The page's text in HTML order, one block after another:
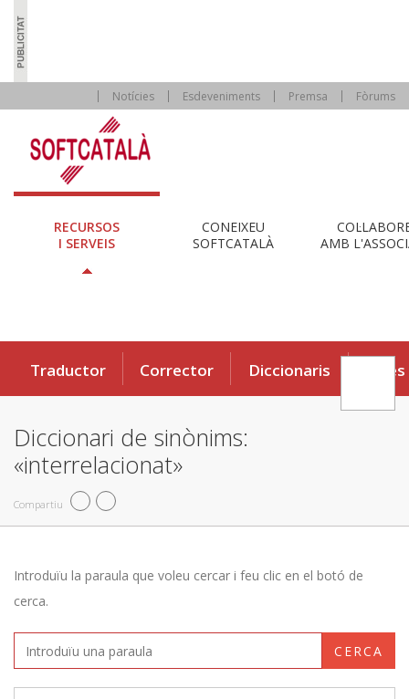
Notícies Esdeveniments Premsa Fòrums
RECURSOS
I SERVEIS
CONEIXEU
SOFTCATALÀ
AMB
Traductor Corrector Diccionaris Eines
Diccionari de sinònims:
«interrelacionat»
Compartiu
Introduïu la paraula que voleu cercar i feu clic en el botó de
cerca.
CERCA